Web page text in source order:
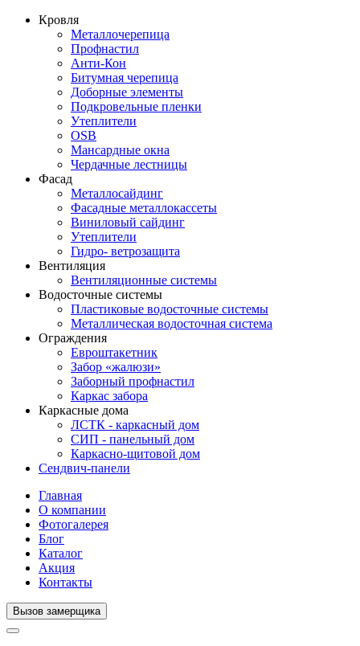
Кровля
Металлочерепица
Профнастил
Анти-Кон
Битумная черепица
Доборные элементы
Подкровельные пленки
Утеплители
OSB
Мансардные окна
Чердачные лестницы
Фасад
Металлосайдинг
Фасадные металлокассеты
Виниловый сайдинг
Утеплители
Гидро- ветрозащита
Вентиляция
Вентиляционные системы
Водосточные системы
Пластиковые водосточные системы
Металлическая водосточная система
Ограждения
Евроштакетник
Забор «жалюзи»
Заборный профнастил
Каркас забора
Каркасные дома
ЛСТК - каркасный дом
СИП - панельный дом
Каркасно-щитовой дом
Сендвич-панели
Главная
О компании
Фотогалерея
Блог
Каталог
Акция
Контакты
Вызов замерщика